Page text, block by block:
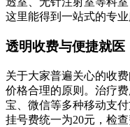
这里能得到一站式的专业
透明收费与便捷就医
关于大家普遍关心的收
价格合理的原则。治疗
宝、微信等多种移动支
挂号费统一为20元，检